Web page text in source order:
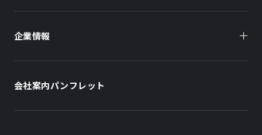
オフィスビル
住まい（社宅・賃貸住宅）
学校・教育施設
住まい（賃貸住宅）
企業情報
会社案内パンフレット